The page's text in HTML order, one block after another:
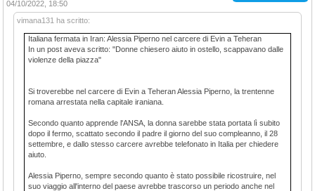
04/10/2022, 18:50
vimana131 ha scritto:
Italiana fermata in Iran: Alessia Piperno nel carcere di Evin a Teheran
In un post aveva scritto: "Donne chiesero aiuto in ostello, scappavano dalle
violenze della piazza"
Si troverebbe nel carcere di Evin a Teheran Alessia Piperno, la trentenne
romana arrestata nella capitale iraniana.
Secondo quanto apprende l'ANSA, la donna sarebbe stata portata lì subito
dopo il fermo, scattato secondo il padre il giorno del suo compleanno, il 28
settembre, e dallo stesso carcere avrebbe telefonato in Italia per chiedere
aiuto.
Alessia Piperno, sempre secondo quanto è stato possibile ricostruire, nel
suo viaggio all'interno del paese avrebbe trascorso un periodo anche nel